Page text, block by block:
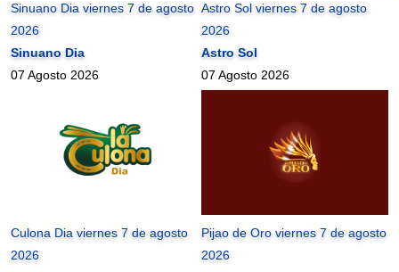
Sinuano Dia viernes 7 de agosto
2026
Sinuano Dia
07 Agosto 2026
Astro Sol viernes 7 de agosto
2026
Astro Sol
07 Agosto 2026
Culona Dia viernes 7 de agosto
2026
Pijao de Oro viernes 7 de agosto
2026